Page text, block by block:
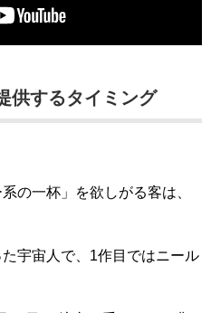
供するタイミング
の一杯」を欲しがる客は、
宇宙人で、1作目ではニール